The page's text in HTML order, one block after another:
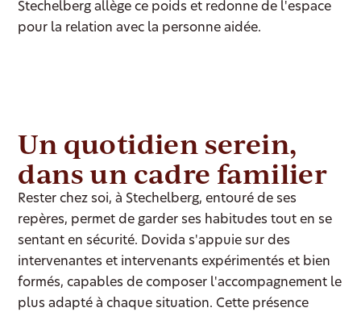
Stechelberg allège ce poids et redonne de l'espace
pour la relation avec la personne aidée.
Un quotidien serein,
dans un cadre familier
Rester chez soi, à Stechelberg, entouré de ses
repères, permet de garder ses habitudes tout en se
sentant en sécurité. Dovida s'appuie sur des
intervenantes et intervenants expérimentés et bien
formés, capables de composer l'accompagnement le
plus adapté à chaque situation. Cette présence